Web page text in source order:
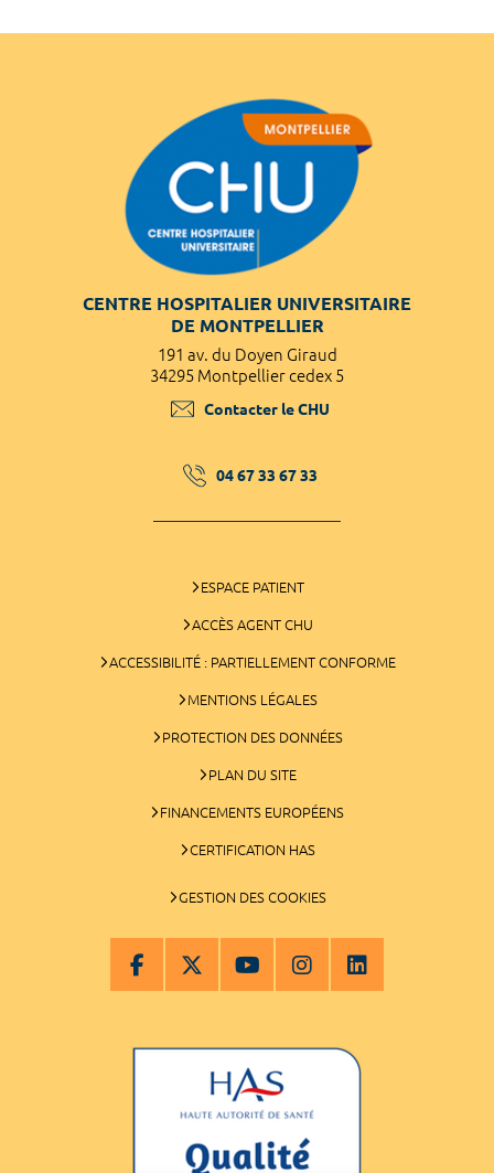
CENTRE HOSPITALIER UNIVERSITAIRE
DE MONTPELLIER
191 av. du Doyen Giraud
34295 Montpellier cedex 5
Contacter le CHU
04 67 33 67 33
ESPACE PATIENT
ACCÈS AGENT CHU
ACCESSIBILITÉ : PARTIELLEMENT CONFORME
MENTIONS LÉGALES
PROTECTION DES DONNÉES
PLAN DU SITE
FINANCEMENTS EUROPÉENS
CERTIFICATION HAS
GESTION DES COOKIES